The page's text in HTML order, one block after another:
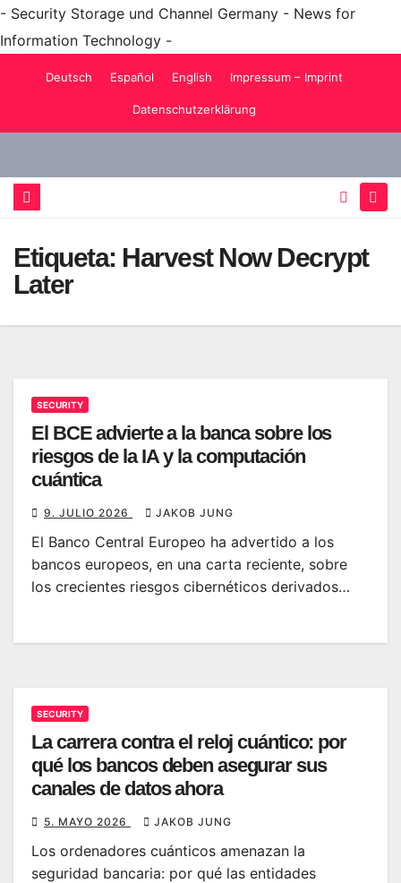
- Security Storage und Channel Germany - News for
Information Technology -
Deutsch Español English Impressum – Imprint
Datenschutzerklärung
Etiqueta: Harvest Now Decrypt
Later
SECURITY
El BCE advierte a la banca sobre los
riesgos de la IA y la computación
cuántica
9. JULIO 2026 JAKOB JUNG
El Banco Central Europeo ha advertido a los
bancos europeos, en una carta reciente, sobre
los crecientes riesgos cibernéticos derivados…
SECURITY
La carrera contra el reloj cuántico: por
qué los bancos deben asegurar sus
canales de datos ahora
5. MAYO 2026 JAKOB JUNG
Los ordenadores cuánticos amenazan la
seguridad bancaria: por qué las entidades